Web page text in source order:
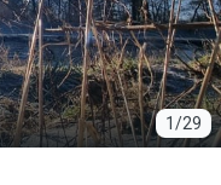
1/29